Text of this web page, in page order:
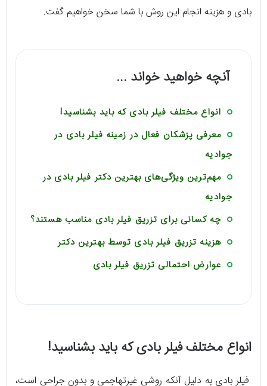
بادی و هزینه انجام این روش با شما سخن خواهیم گفت.
آنچه خواهید خواند ...
انواع مختلف فیلر بادی که باید بشناسید!
معرفی پزشکان فعال در زمینه فیلر بادی در
جوادیه
مهم‌ترین ویژگی‌های بهترین دکتر فیلر بادی در
جوادیه
چه کسانی برای تزریق فیلر بادی مناسب هستند؟
هزینه تزریق فیلر بادی توسط بهترین دکتر
عوارض احتمالی تزریق فیلر بادی
انواع مختلف فیلر بادی که باید بشناسید!
فیلر بادی به دلیل آنکه روشی غیرتهاجمی و بدون جراحی است،